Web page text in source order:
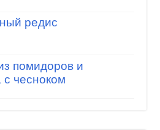
редис
помидоров и
с чесноком